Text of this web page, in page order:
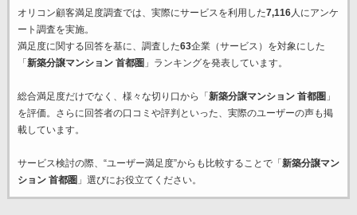
オリコン顧客満足度調査では、実際にサービスを利用した7,116人にアンケ
ート調査を実施。
満足度に関する回答を基に、調査した63企業（サービス）を対象にした
「 新築分譲マンション 首都圏 」ランキングを発表しています。
総合満足度だけでなく、様々な切り口から「 新築分譲マンション 首都圏 」
を評価。さらに回答者の口コミや評判といった、実際のユーザーの声も掲
載しています。
サービス検討の際、“ユーザー満足度”からも比較することで「 新築分譲マン
ション 首都圏 」選びにお役立てください。